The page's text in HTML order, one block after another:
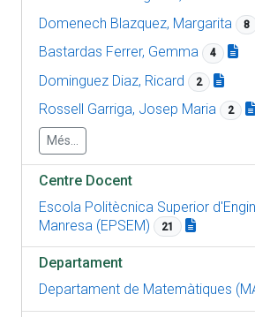
Domenech Blazquez, Margarita 8
Bastardas Ferrer, Gemma 4
Dominguez Diaz, Ricard 2
Rossell Garriga, Josep Maria 2
Més...
Centre Docent
Escola Politècnica Superior
Manresa (EPSEM)
21
Departament
Departament de Matemàtiques